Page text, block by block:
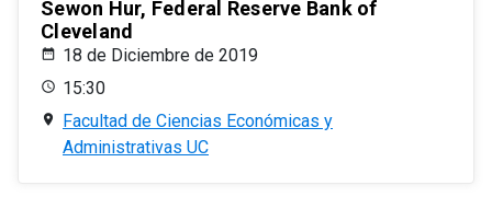
Sewon Hur, Federal Reserve Bank of
Cleveland
18 de Diciembre de 2019
15:30
Facultad de Ciencias Económicas y
Administrativas UC